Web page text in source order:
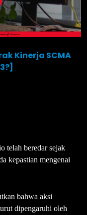
Kinerja SCMA
telah beredar sejak
kepastian mengenai
bahwa aksi
dipengaruhi oleh